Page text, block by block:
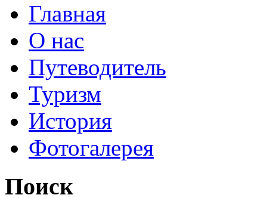
Главная
О нас
Путеводитель
Туризм
История
Фотогалерея
Поиск